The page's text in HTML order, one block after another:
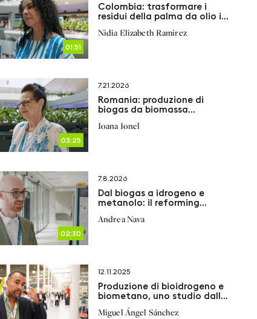
01:51
Colombia: trasformare i
residui della palma da olio in
Nidia Elizabeth Ramirez
03:25
7.21.2026
Romania: produzione di
biogas da biomassa
minerari
Ioana Ionel
02:30
7.8.2026
Dal biogas a idrogeno e
metanolo: il reforming
prospettive
Andrea Nava
12.11.2025
Produzione di bioidrogeno e
biometano, uno studio dalla
Spagna
Miguel Ángel Sánchez